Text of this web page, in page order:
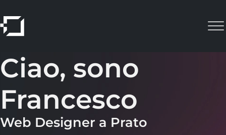
Ciao, sono
Francesco
Web Designer a Prato